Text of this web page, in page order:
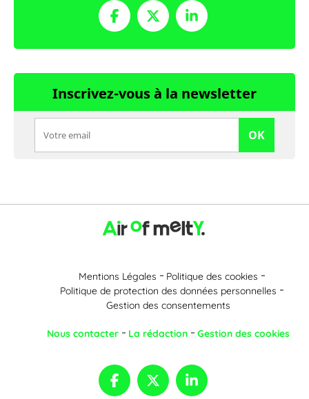
Inscrivez-vous à la newsletter
OK
Mentions Légales
Politique des cookies
Politique de protection des données personnelles
Gestion des consentements
Nous contacter La rédaction Gestion des cookies